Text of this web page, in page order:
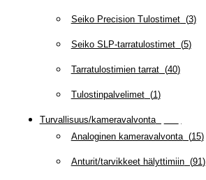
Seiko Precision Tulostimet(3)
Seiko SLP-tarratulostimet(5)
Tarratulostimien tarrat(40)
Tulostinpalvelimet(1 )
Turvallisuus/kameravalvonta(
Analoginen kameravalvonta(15)
Anturit/tarvikkeet hälyttimiin(91 )